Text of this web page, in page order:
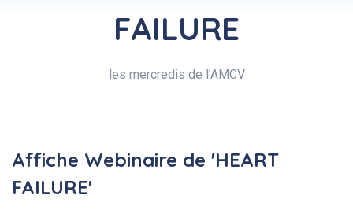
FAILURE
les mercredis de l'AMCV
Affiche Webinaire de 'HEART
FAILURE'